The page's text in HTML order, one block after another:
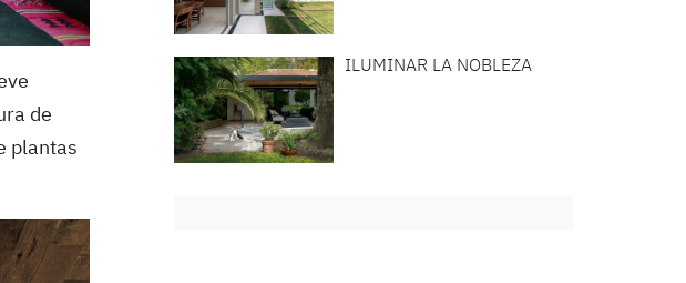
de
plantas
ILUMINAR LA NOBLEZA